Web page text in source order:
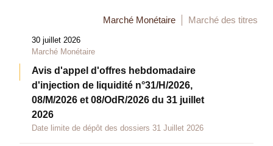
Marché Monétaire Marché des titres
30 juillet 2026
Marché Monétaire
Avis d'appel d'offres hebdomadaire
d'injection de liquidité n°31/H/2026,
08/M/2026 et 08/OdR/2026 du 31 juillet
2026
Date limite de dépôt des dossiers 31 Juillet 2026